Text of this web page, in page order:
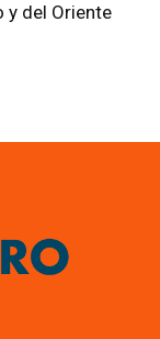
y del Oriente